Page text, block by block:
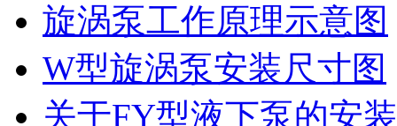
旋涡泵工作原理示意图
W型旋涡泵安装尺寸图
关于FY型液下泵的安